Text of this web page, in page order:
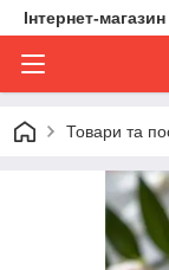
Інтернет-
Товари та